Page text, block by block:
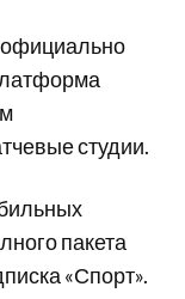
студии.
пакета
«Спорт».